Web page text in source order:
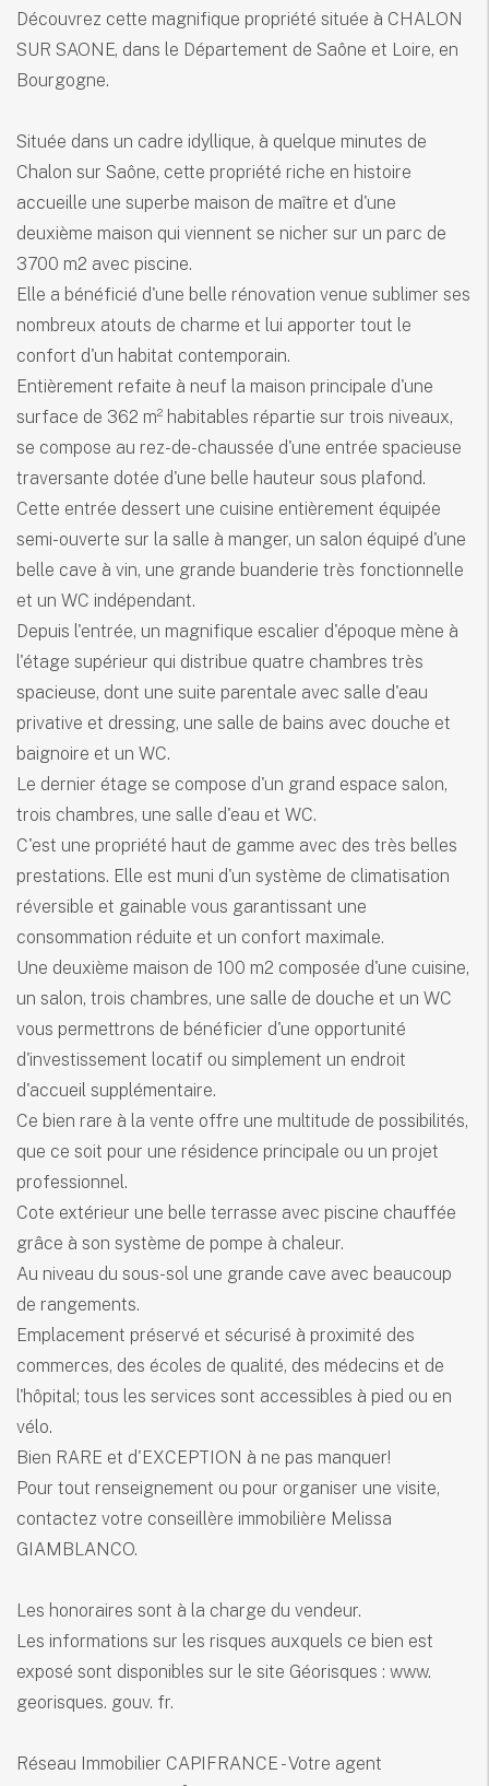
Découvrez cette magnifique propriété située à CHALON
SUR SAONE, dans le Département de Saône et Loire, en
Bourgogne.
Située dans un cadre idyllique, à quelque minutes de
Chalon sur Saône, cette propriété riche en histoire
accueille une superbe maison de maître et d'une
deuxième maison qui viennent se nicher sur un parc de
3700 m2 avec piscine.
Elle a bénéficié d'une belle rénovation venue sublimer ses
nombreux atouts de charme et lui apporter tout le
confort d'un habitat contemporain.
Entièrement refaite à neuf la maison principale d'une
surface de 362 m² habitables répartie sur trois niveaux,
se compose au rez-de-chaussée d'une entrée spacieuse
traversante dotée d'une belle hauteur sous plafond.
Cette entrée dessert une cuisine entièrement équipée
semi-ouverte sur la salle à manger, un salon équipé d'une
belle cave à vin, une grande buanderie très fonctionnelle
et un WC indépendant.
Depuis l'entrée, un magnifique escalier d'époque mène à
l'étage supérieur qui distribue quatre chambres très
spacieuse, dont une suite parentale avec salle d'eau
privative et dressing, une salle de bains avec douche et
baignoire et un WC.
Le dernier étage se compose d'un grand espace salon,
trois chambres, une salle d'eau et WC.
C'est une propriété haut de gamme avec des très belles
prestations. Elle est muni d'un système de climatisation
réversible et gainable vous garantissant une
consommation réduite et un confort maximale.
Une deuxième maison de 100 m2 composée d'une cuisine,
un salon, trois chambres, une salle de douche et un WC
vous permettrons de bénéficier d'une opportunité
d'investissement locatif ou simplement un endroit
d'accueil supplémentaire.
Ce bien rare à la vente offre une multitude de possibilités,
que ce soit pour une résidence principale ou un projet
professionnel.
Cote extérieur une belle terrasse avec piscine chauffée
grâce à son système de pompe à chaleur.
Au niveau du sous-sol une grande cave avec beaucoup
de rangements.
Emplacement préservé et sécurisé à proximité des
commerces, des écoles de qualité, des médecins et de
l'hôpital; tous les services sont accessibles à pied ou en
vélo.
Bien RARE et d'EXCEPTION à ne pas manquer!
Pour tout renseignement ou pour organiser une visite,
contactez votre conseillère immobilière Melissa
GIAMBLANCO.
Les honoraires sont à la charge du vendeur.
Les informations sur les risques auxquels ce bien est
exposé sont disponibles sur le site Géorisques : www.
georisques. gouv. fr.
Réseau Immobilier CAPIFRANCE - Votre agent